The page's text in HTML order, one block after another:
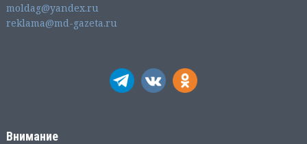
moldag@yandex.ru
reklama@md-gazeta.ru
Внимание